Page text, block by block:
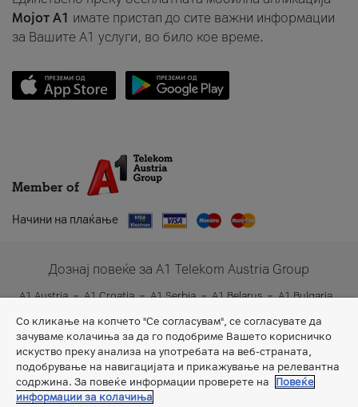
Мојот A1 имате пристап до сите важни информации
за Вашите A1 услуги, во било кое време.
Member of
Начини на плаќање
Дознај повеќе за A1 Telekom Austria Group
A1 Austria A1 Croatia A1 Serbia A1 Belarus
A1 Bulgaria
A1 Slovenia
A1 Digital
Со кликање на копчето "Се согласувам", се согласувате да
зачуваме колачиња за да го подобриме Вашето корисничко
искуство преку анализа на употребата на веб-страната,
подобрување на навигацијата и прикажување на релевантна
содржина. За повеќе информации проверете на
Повеќе
информации за колачиња